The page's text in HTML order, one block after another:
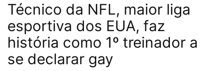
Técnico da NFL, maior liga
esportiva dos EUA, faz
história como 1º treinador a
se declarar gay